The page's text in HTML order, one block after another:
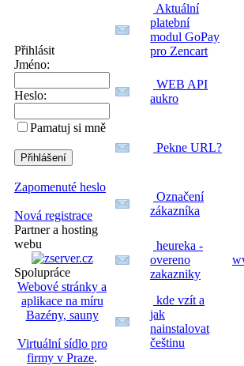
Přihlásit
Jméno:
Heslo:
Pamatuj si mně
Zapomenuté heslo
Nová registrace
Partner a hosting
webu
Spolupráce
Webové stránky a
aplikace na míru
Bazény, sauny
Virtuální sídlo pro
firmy v Praze.
Aktuální
platební
modul GoPay
pro Zencart
WEB API
aukro
Pekne URL?
Označení
zákazníka
heureka -
overeno
zakazniky
kde vzít a
jak
nainstalovat
češtinu